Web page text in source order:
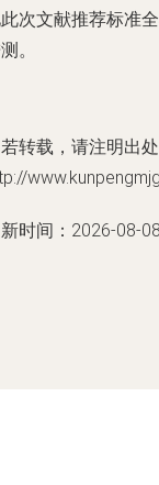
次文献推荐标准
。
转载，请注明出处
时间：2026-08-